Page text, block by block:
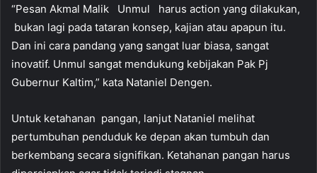
“Pesan Akmal Malik Unmul harus action yang dilakukan,
bukan lagi pada tataran konsep, kajian atau apapun itu.
Dan ini cara pandang yang sangat luar biasa, sangat
inovatif. Unmul sangat mendukung kebijakan Pak Pj
Gubernur Kaltim,” kata Nataniel Dengen.
Untuk ketahanan pangan, lanjut Nataniel melihat
pertumbuhan penduduk ke depan akan tumbuh dan
berkembang secara signifikan. Ketahanan pangan harus